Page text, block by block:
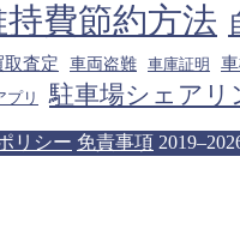
持費節約方法
取査定 車両盗難 車庫証明
プリ 駐車場シェアリ
リシー 免責事項